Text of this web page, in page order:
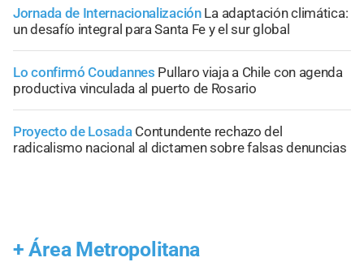
Jornada de Internacionalización La adaptación climática:
un desafío integral para Santa Fe y el sur global
Lo confirmó Coudannes Pullaro viaja a Chile con agenda
productiva vinculada al puerto de Rosario
Proyecto de Losada Contundente rechazo del
radicalismo nacional al dictamen sobre falsas denuncias
+ Área Metropolitana